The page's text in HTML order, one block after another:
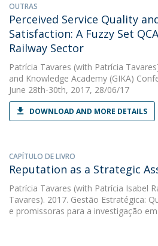
OUTRAS
Perceived Service Quality
Satisfaction: A Fuzzy Set
Railway Sector
Patrícia Tavares (with Patrícia
and Knowledge Academy (GIKA)
June 28th-30th, 2017, 28/06/17
DOWNLOAD AND MORE DETAILS
CAPÍTULO DE LIVRO
Reputation as a Strategic
Patrícia Tavares (with Patrícia Isabel
Tavares). 2017. Gestão Estratégica:
e promissoras para a investigação